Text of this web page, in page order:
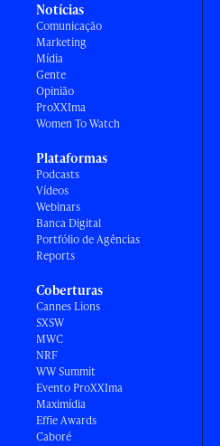
Notícias
Comunicação
Marketing
Mídia
Gente
Opinião
ProXXIma
Women To Watch
Plataformas
Podcasts
Vídeos
Webinars
Banca Digital
Portfólio de Agências
Reports
Coberturas
Cannes Lions
SXSW
MWC
NRF
WW Summit
Evento ProXXIma
Maximídia
Effie Awards
Caboré